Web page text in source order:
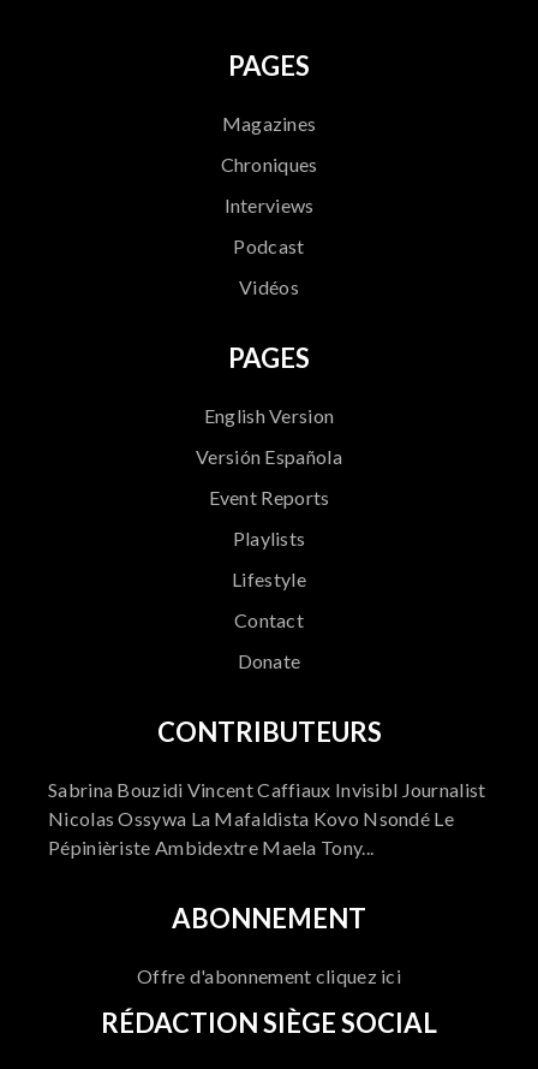
PAGES
Magazines
Chroniques
Interviews
Podcast
Vidéos
PAGES
English Version
Versión Española
Event Reports
Playlists
Lifestyle
Contact
Donate
CONTRIBUTEURS
Sabrina Bouzidi Vincent Caffiaux Invisibl Journalist
Nicolas Ossywa La Mafaldista Kovo Nsondé Le
Pépinièriste Ambidextre Maela Tony...
ABONNEMENT
Offre d'abonnement cliquez ici
RÉDACTION SIÈGE SOCIAL